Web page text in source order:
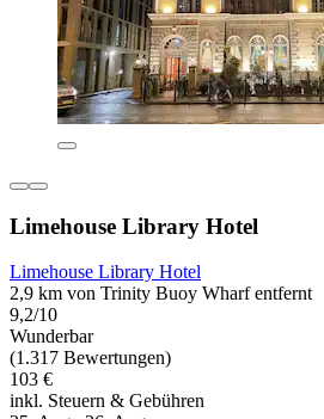
Limehouse Library Hotel
Limehouse Library Hotel
2,9 km von Trinity Buoy Wharf entfernt
9,2/10
Wunderbar
(1.317 Bewertungen)
103 €
inkl. Steuern & Gebühren